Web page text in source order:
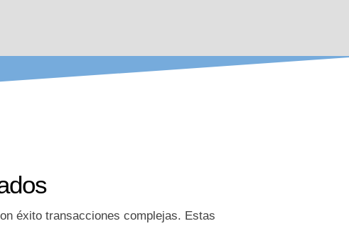
éxito transacciones complejas. Estas